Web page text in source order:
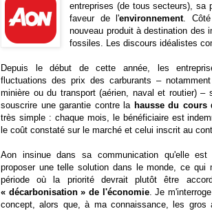
entreprises (de tous secteurs), sa
faveur de l'environnement.
nouveau produit à destination des
fossiles. Les discours idéalistes
Depuis le début de cette année, les
fluctuations des prix des carburants –
minière ou du transport (aérien, naval et routier)
souscrire une garantie contre la hausse du cours
très simple : chaque mois, le bénéficiaire est
le coût constaté sur le marché et celui inscrit au
Aon insinue dans sa communication qu'elle
proposer une telle solution dans le monde, ce qui
période où la priorité devrait plutôt être
« décarbonisation » de l'économie. Je
concept, alors que, à ma connaissance, les gros